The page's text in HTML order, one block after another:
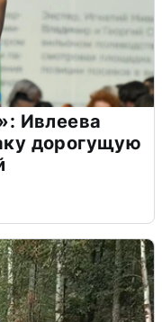
Ивлеева
дорогущую